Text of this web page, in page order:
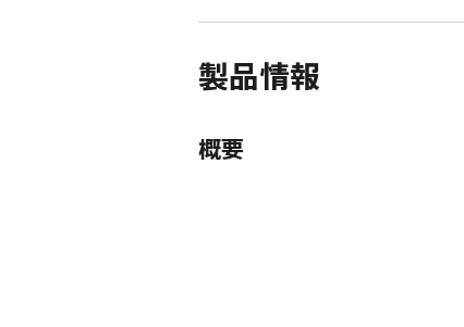
イ
ド
ウ
製品情報
概要